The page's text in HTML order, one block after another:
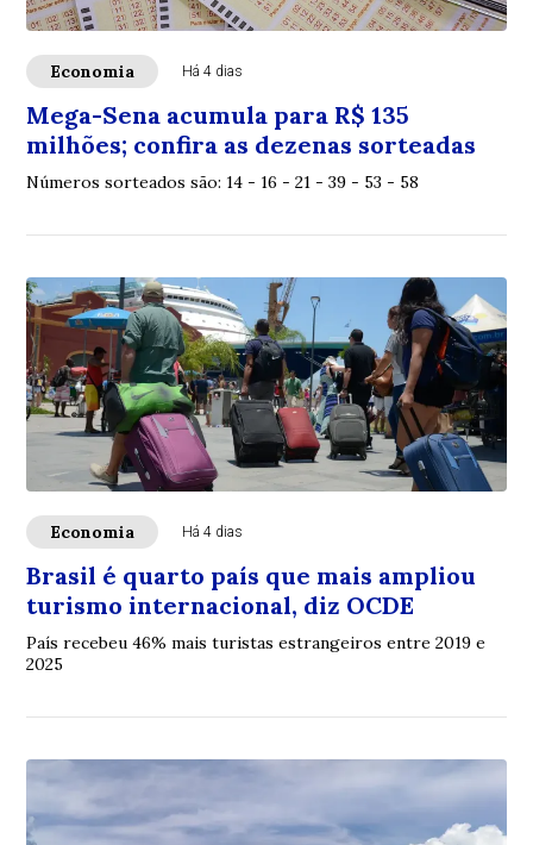
Economia Há 4 dias
Mega-Sena acumula para R$ 135
milhões; confira as dezenas sorteadas
Números sorteados são: 14 - 16 - 21 - 39 - 53 - 58
Economia Há 4 dias
Brasil é quarto país que mais ampliou
turismo internacional, diz OCDE
País recebeu 46% mais turistas estrangeiros entre 2019 e
2025